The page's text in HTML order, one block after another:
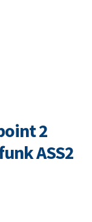
2
ASS2